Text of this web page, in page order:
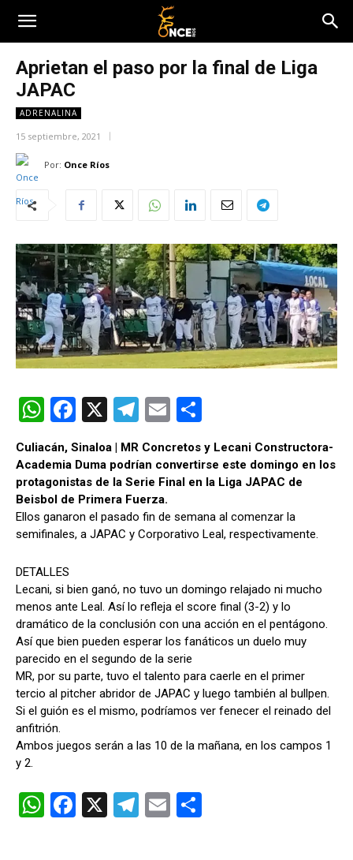
Aprietan el paso por la final de Liga
JAPAC
ADRENALINA
15 septiembre, 2021
Por: Once Ríos
W
h
at
s
A
p
p
F
a
ce
b
o
o
X
T
el
e
gr
a
m
E
ail
o
m
p
ar
tir
Culiacán, Sinaloa | MR Concretos y Lecani Constructora-
Academia Duma podrían convertirse este domingo en los
protagonistas de la Serie Final en la Liga JAPAC de
Beisbol de Primera Fuerza.
Ellos ganaron el pasado fin de semana al comenzar la
semifinales, a JAPAC y Corporativo Leal, respectivamente.
DETALLES
Lecani, si bien ganó, no tuvo un domingo relajado ni mucho
menos ante Leal. Así lo refleja el score final (3-2) y lo
dramático de la conclusión con una acción en el pentágono.
Así que bien pueden esperar los fanáticos un duelo muy
parecido en el segundo de la serie
MR, por su parte, tuvo el talento para caerle en el primer
tercio al pitcher abridor de JAPAC y luego también al bullpen.
Si el guión es el mismo, podríamos ver fenecer el reinado del
anfitrión.
Ambos juegos serán a las 10 de la mañana, en los campos 1
y 2.
W
F
X
T
E